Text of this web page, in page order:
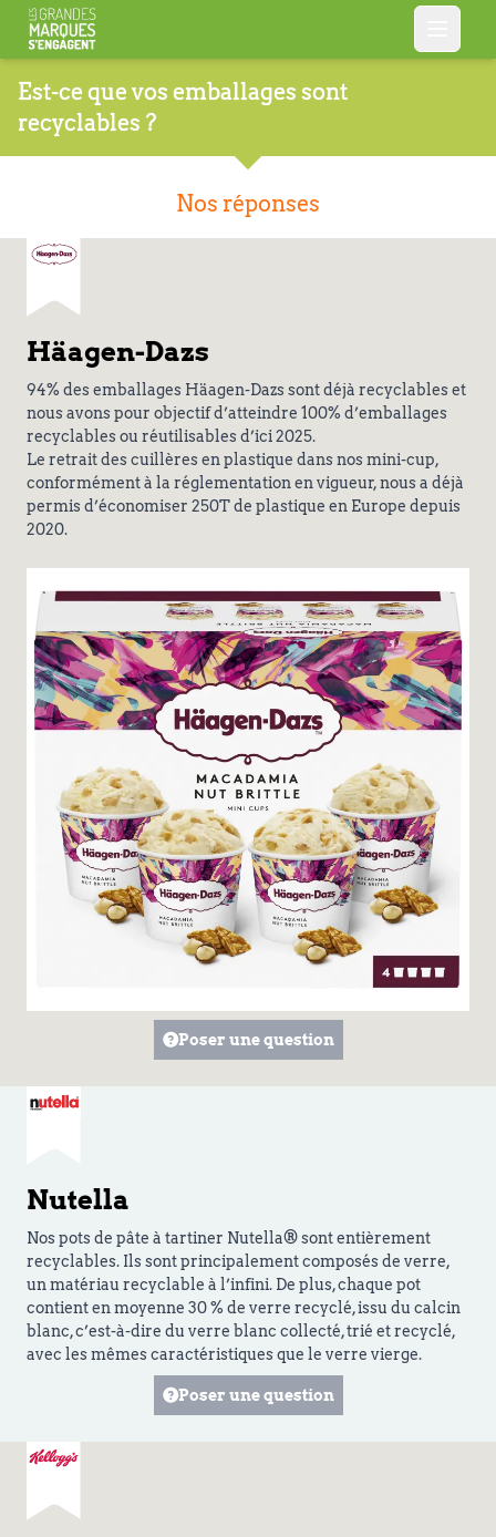
Est-ce que vos emballages sont
recyclables ?
Nos réponses
Häagen-Dazs
94% des emballages Häagen-Dazs sont déjà recyclables et
nous avons pour objectif d’atteindre 100% d’emballages
recyclables ou réutilisables d’ici 2025.
Le retrait des cuillères en plastique dans nos mini-cup,
conformément à la réglementation en vigueur, nous a déjà
permis d’économiser 250T de plastique en Europe depuis
2020.
Poser une question
Nutella
Nos pots de pâte à tartiner Nutella® sont entièrement
recyclables. Ils sont principalement composés de verre,
un matériau recyclable à l’infini. De plus, chaque pot
contient en moyenne 30 % de verre recyclé, issu du calcin
blanc, c’est-à-dire du verre blanc collecté, trié et recyclé,
avec les mêmes caractéristiques que le verre vierge.
Poser une question